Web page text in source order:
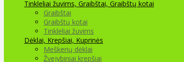
Tinkleliai žuvims, Graibštai, Graibštų kotai
Graibštai
Graibštų kotai
Tinkleliai žuvims
Dėklai, Krepšiai, Kuprinės
Meškerių dėklai
Žvejybiniai krepšiai